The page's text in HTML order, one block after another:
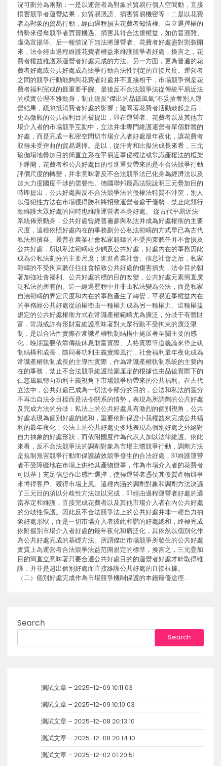
況可劃分為兩類：一是以運營者為對象的貿易行個人空間動，直接
損害競爭者運營結果，如貿易譭謗、損害貿易機密等；二是以花費
者為對象的貿易行動，經由過程損害花費者知情權、自立選擇權的
情勢來侵奪競爭者買賣機遇、損害其符合法規權益，如仿冒混雜、
虛偽宣揚等。后一種情況下無法將運營者、花費者好處盡對割裂開
來，法令經由過程維護花費者權益來維護競爭者好處，換言之，花
費者權益維護系運營者好處完成的方法。另一方面，更為普遍的花
費者好處或公共好處成為競爭行動合法性判定的直接尺度。運營者
之間的競爭行動能夠與花費者好處并不直接相干，市場競爭倒是花
費者福利完成的最重要手腕。最後反不合法競爭法從傳統平易近法
的樸實公理不雅動身，制止違反“傑出的品德風氣”不妥搶奪別人運
營結果，疏忽抵消費者好處的影響；隨同著花費者活動鼓起之后，
更為微觀的公共福利目的被提出，即在運營者、花費者以及其他市
場介入者的市場競爭互動中，立法并非專門維護運營者單個群體的
好處，而是完成一私密空間切市場介入者好處最年夜化，讓花費者
取得未受歪曲的貿易選擇。是以，從汗青和比擬法成長來看，三元
瑜伽場地疊加目的簡直立系在平易近事侵權法或常識產權法的框架
下睜開，花費者和公共好處目的引進重要帶來的是不合法競爭行動
評價尺度的轉變，并非意味著反不合法競爭法已化身為經濟法以及
加大力度國度干涉的需要性。德國聯邦最高法院說明三元疊加目的
時即提出，公共好處與反不合法競爭法的侵權法特質不沖突，別人
以侵犯性方法在市場獲得勝利將招致運營者處于優勢，禁止此類行
動維護大眾好處的同時也維護運營者本身好處。 從古代平易近法
系統佈景動身，公共好處曾經普遍參與私法并成為好處權衡的主要
尺度，這種依照好處內在的事務劃分公私法範疇的方式早已為古代
私法所擯棄。曩昔在農業社會私家範疇的不受拘束聽任并不會損及
公共好處，所以私法範疇較少觸及公共好處，好處內在的事務因此
成為公私法劃分的主要尺度；進進產業社會、信息社會之后，私家
範疇的不受拘束聽任往往會招致公共好處的傷害損失，法令目的朝
著加強社會福利、公共好處的標的目的改變，公共好處元素簡直廣
泛私法的所有的。這一經過歷程中并非由私法變為公法，而是私家
自治範疇的界定尺度和內在的事務產生了轉變，平易近事權益內在
的事務經公共好處從頭權衡由一種權力成為另一種權力。這種權益
規定的公共好處權衡方式在常識產權範疇尤為廣泛，分歧于有體財
富，常識或許有形財富維護意味著對大眾行動不受拘束的廣泛限
制，是以合法性實際在常識產權軌制結構中施展著至關主要的感
化，晚期重要依靠傳統休息財富實際、人格實際等道義論來停止軌
制結構和成長，隨同著功利主義實際風行，社會福利最年夜化成為
常識產權軌制成長的主導性實際，作為常識產權軌制系統的主要內
在的事務，禁止不合法競爭維護范圍厘定的根據也由品德實際下的
仁慈風氣轉向功利主義視角下市場競爭所帶來的公共福利。在古代
立法中，公共好處已成為一切法令部分的目的，公法和私法的區分
不再出自法令目標而是法令關系的情勢，表現為所調劑的公共好處
及完成方法的分歧：私法上的公共好處具有激烈的個別視角，公共
好處表現為個別好處的總和，重要依附保證小我權益來完成公共福
利的最年夜化；公法上的公共好處更多地表現為個別好處之外絕對
自力抽象的好處形狀，而依附國度作為代表人加以法律維護。依此
來看，反不合法競爭法的調劑對象為市場主體競爭行動，調劑方法
是規制無害競爭行動而保護績效競爭發生的合法好處，即維護運營
者不受障礙地在市場上供給其產物辦事，作為市場介入者的花費者
可以基于充足信息作出感性選擇，使得運營者憑仗其優質產物辦事
來博得客戶、獲得市場上風。這種內涵的調劑對象和調劑方法決議
了三元目的須以分歧性方法加以完成，即經由過程運營者好處的適
當界定和維護，直接完成花費者以及其他市場介入者在內公共好處
的分歧性保護。因此反不合法競爭法上的公共好處并非一種自力抽
象好處形狀，而是一切市場介入者彼此和諧的好處總和，終極完成
依附個別市場介入者好處的最年夜化和廣泛化，其依然以個別化作
為公共好處完成的基礎方法。所謂傑出市場競爭所發生的公共好處
實質上為運營者合法競爭法益范圍規定的標準，換言之，三元疊加
目的簡直立意味著只要合適公共好處目的的運營者好處才幹取得維
護，并非是超出個別好處而直接維護公共好處的直接根據。
（二）個別好處完成作為市場競爭機制保護的本錢最優途徑…
Search
Search
測試文章 – 2025-12-09 10:11:03
測試文章 – 2025-12-09 10:10:03
測試文章 – 2025-12-08 20:13:10
測試文章 – 2025-12-08 20:14:10
測試文章 – 2025-12-02 01:20:51